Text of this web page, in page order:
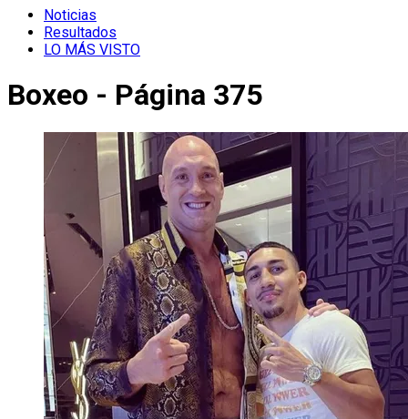
Noticias
Resultados
LO MÁS VISTO
Boxeo - Página 375